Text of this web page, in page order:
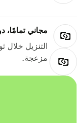
مجاني تمامًا،
التنزيل خلال
مزعجة.